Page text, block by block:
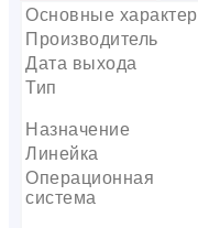
Основные
Производитель
Дата выхода
Тип
Назначение
Линейка
Операционная
система